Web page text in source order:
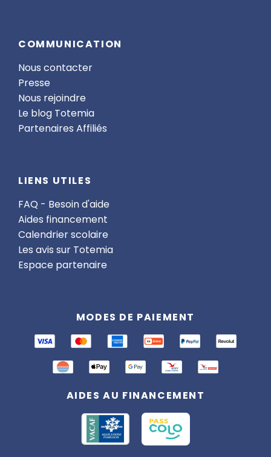
COMMUNICATION
Nous contacter
Presse
Nous rejoindre
Le blog Totemia
Partenaires Affiliés
LIENS UTILES
FAQ - Besoin d'aide
Aides financement
Calendrier scolaire
Les avis sur Totemia
Espace partenaire
MODES DE PAIEMENT
AIDES AU FINANCEMENT